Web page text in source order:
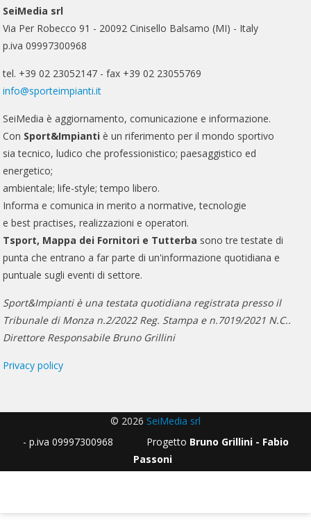
SeiMedia srl
Via Per Robecco 91 - 20092 Cinisello Balsamo (MI) - Italy
p.iva 09997300968
tel. +39 02 23052147 - fax +39 02 23055769
info@sporteimpianti.it
SeiMedia è aggiornamento, comunicazione e informazione.
Con Sport&Impianti è un riferimento per il mondo sportivo
sia tecnico, ludico che professionistico; paesaggistico ed
energetico;
ambientale; life-style; tempo libero.
Informa e comunica in merito a normative, tecnologie
e best practises, realizzazioni e operatori.
Tsport, Mappa dei Fornitori e Tutterba sono tre testate di
punta che entrano a far parte di un'informazione quotidiana e
puntuale sugli eventi di settore.
Sport&Impianti è una testata quotidiana registrata presso il
Tribunale di Monza n.2/2022 Reg. Stampa e n.7019/2021 N.C..
Direttore Responsabile Bruno Grillini
Privacy policy
© 2026 SeiMedia srl
- p.iva 09997300968 Progetto Bruno Grillini - Fabio
Passoni